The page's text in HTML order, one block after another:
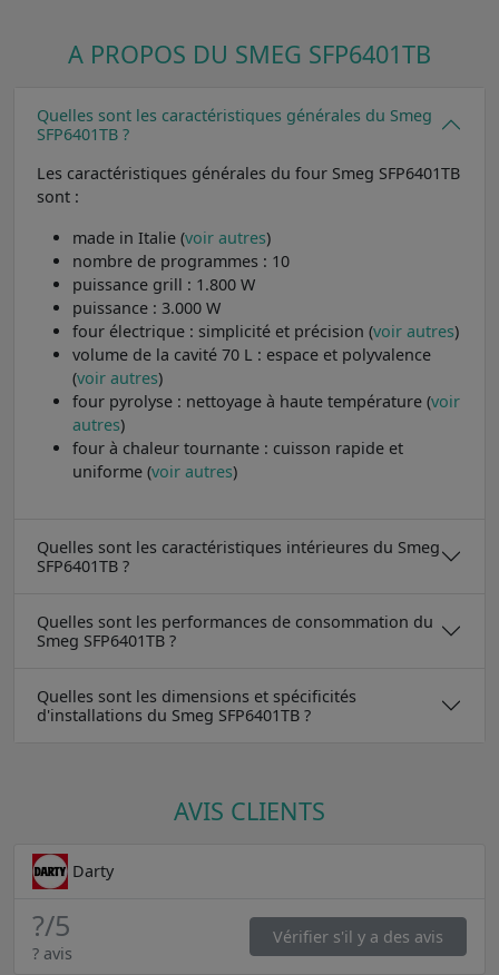
A PROPOS DU SMEG SFP6401TB
Quelles sont les caractéristiques générales du Smeg
SFP6401TB ?
Les caractéristiques générales du four Smeg SFP6401TB
sont :
made in Italie (voir autres)
nombre de programmes : 10
puissance grill : 1.800 W
puissance : 3.000 W
four électrique : simplicité et précision (voir autres)
volume de la cavité 70 L : espace et polyvalence
(voir autres)
four pyrolyse : nettoyage à haute température (voir
autres)
four à chaleur tournante : cuisson rapide et
uniforme (voir autres)
Quelles sont les caractéristiques intérieures du Smeg
SFP6401TB ?
Quelles sont les performances de consommation du
Smeg SFP6401TB ?
Quelles sont les dimensions et spécificités
d'installations du Smeg SFP6401TB ?
AVIS CLIENTS
Darty
?/5
? avis
Vérifier s'il y a des avis